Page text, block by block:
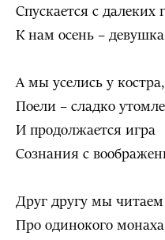
Спускается с далеких
К нам осень – девушка
А мы уселись у костра,
Поели – сладко
И продолжается игра
Сознания с
Друг другу мы читаем
Про одинокого